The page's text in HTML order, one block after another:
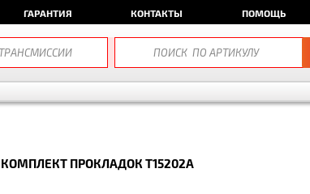
ГАРАНТИЯ КОНТАКТЫ ПОМОЩЬ
КОМПЛЕКТ ПРОКЛАДОК T15202A